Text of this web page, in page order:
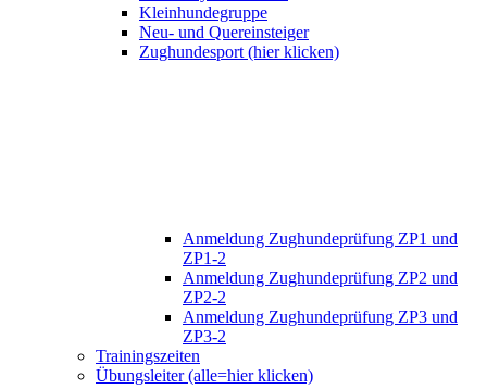
Kleinhundegruppe
Neu- und Quereinsteiger
Zughundesport (hier klicken)
Anmeldung Zughundeprüfung ZP1 und
ZP1-2
Anmeldung Zughundeprüfung ZP2 und
ZP2-2
Anmeldung Zughundeprüfung ZP3 und
ZP3-2
Trainingszeiten
Übungsleiter (alle=hier klicken)